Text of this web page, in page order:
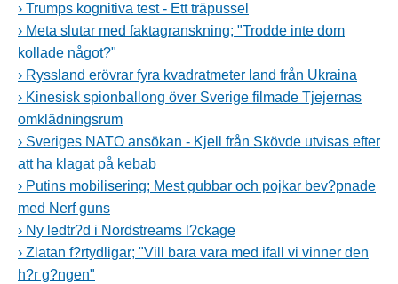
› Trumps kognitiva test - Ett träpussel
› Meta slutar med faktagranskning; "Trodde inte dom
kollade något?"
› Ryssland erövrar fyra kvadratmeter land från Ukraina
› Kinesisk spionballong över Sverige filmade Tjejernas
omklädningsrum
› Sveriges NATO ansökan - Kjell från Skövde utvisas efter
att ha klagat på kebab
› Putins mobilisering; Mest gubbar och pojkar bev?pnade
med Nerf guns
› Ny ledtr?d i Nordstreams l?ckage
› Zlatan f?rtydligar; "Vill bara vara med ifall vi vinner den
h?r g?ngen"